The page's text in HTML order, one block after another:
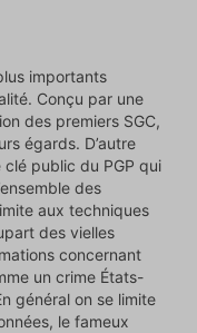
importants
Conçu par une
des premiers SGC,
égards. D’autre
public du PGP qui
des
aux techniques
des vielles
concernant
un crime États-
général on se limite
le fameux